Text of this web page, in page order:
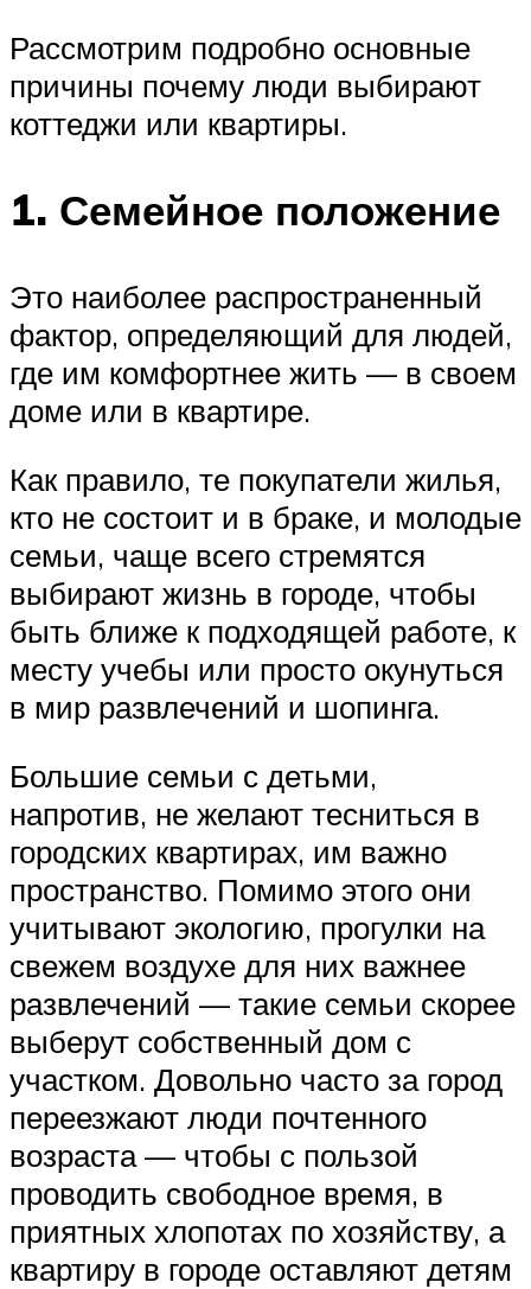
Рассмотрим подробно основные
причины почему люди выбирают
коттеджи или квартиры.
1. Семейное положение
Это наиболее распространенный
фактор, определяющий для людей,
где им комфортнее жить — в своем
доме или в квартире.
Как правило, те покупатели жилья,
кто не состоит и в браке, и молодые
семьи, чаще всего стремятся
выбирают жизнь в городе, чтобы
быть ближе к подходящей работе, к
месту учебы или просто окунуться
в мир развлечений и шопинга.
Большие семьи с детьми,
напротив, не желают тесниться в
городских квартирах, им важно
пространство. Помимо этого они
учитывают экологию, прогулки на
свежем воздухе для них важнее
развлечений — такие семьи скорее
выберут собственный дом с
участком. Довольно часто за город
переезжают люди почтенного
возраста — чтобы с пользой
проводить свободное время, в
приятных хлопотах по хозяйству, а
квартиру в городе оставляют детям